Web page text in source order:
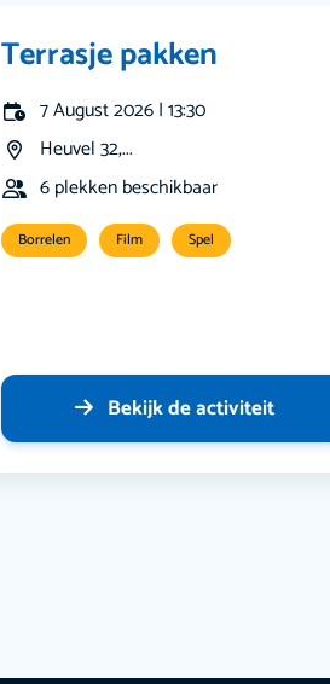
Terrasje pakken
7 August 2026 | 13:30
Heuvel 32,...
6 plekken beschikbaar
Borrelen Film Spel
Bekijk de activiteit